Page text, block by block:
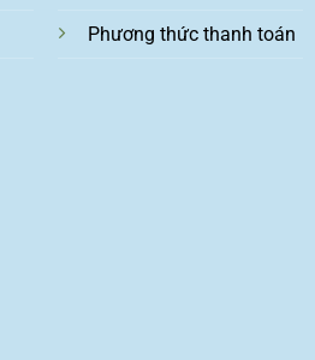
Phương thức thanh toán